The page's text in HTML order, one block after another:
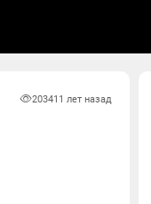
203411 лет назад